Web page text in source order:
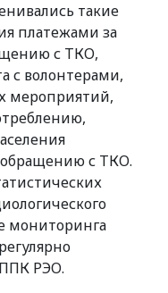
такие
платежами за
с ТКО,
с волонтерами,
мероприятий,
обращению с ТКО.
мониторинга
РЭО.